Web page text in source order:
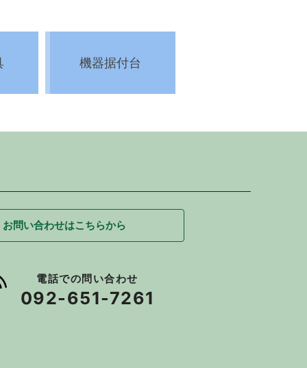
機器据付台
お問い合わせはこちらから
電話での問い合わせ
092-651-7261